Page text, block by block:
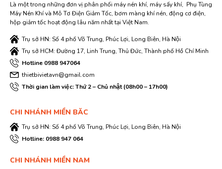
Là một trong những đơn vị phân phối máy nén khí, máy sấy khí, Phụ Tùng
Máy Nén Khí và Mô Tơ Điện Giảm Tốc, bơm màng khí nén, động cơ điện,
hộp giảm tốc hoạt động lâu năm nhất tại Việt Nam.
Trụ sở HN: Số 4 phố Võ Trung, Phúc Lợi, Long Biên, Hà Nội
Trụ sở HCM: Đường 17, Linh Trung, Thủ Đức, Thành phố Hồ Chí Minh
Hotline 0988 947064
thietbivietavn@gmail.com
Thời gian làm việc: Thứ 2 – Chủ nhật (08h00 – 17h00)
CHI NHÁNH MIỀN BĂC
Trụ sở HN: Số 4 phố Võ Trung, Phúc Lợi, Long Biên, Hà Nội
Hotline: 0988 947 064
CHI NHÁNH MIỀN NAM